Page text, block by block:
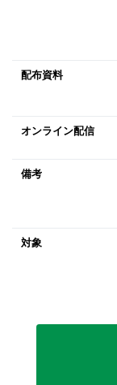
配布資料
オンライン配信
備考
対象